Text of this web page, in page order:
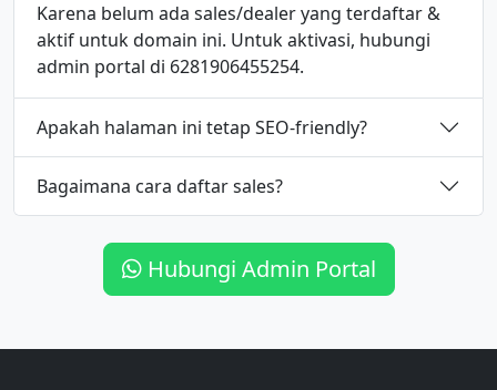
Karena belum ada sales/dealer yang terdaftar &
aktif untuk domain ini. Untuk aktivasi, hubungi
admin portal di 6281906455254.
Apakah halaman ini tetap SEO-friendly?
Bagaimana cara daftar sales?
Hubungi Admin Portal